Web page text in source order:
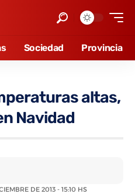
Sociedad Provincia
altas,
Navidad
DE 2013 - 15:10 HS